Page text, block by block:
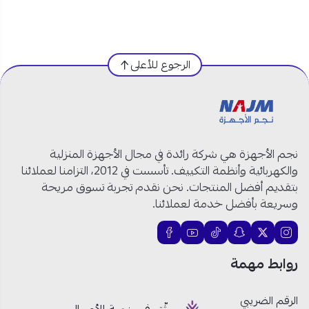
رقم الموديل:
نوع المكيف:
السعة:
18000 وحدة
الحجم:1.5 طن
نظام التشغيل:بارد فقط
التقنية:إنفرتر
نوع الضاغط:ضاغط دوّار
غاز التبريد:
توزيع الهواء:
مكيف سوبر جنرال الجداري 1.5 طن: تبريد ذكي واستهلاك
الرجوع للأعلى
نجم الأجهزة هي شركة رائدة في مجال الأجهزة المنزلية
والكهربائية وأنظمة التكييف. تأسست في 2012، التزامنا لعملائنا
بتقديم أفضل المنتجات. نحن نقدم تجربة تسوق مريحة
وسريعة بأفضل خدمة لعملائنا.
روابط مهمة
الرقم الضريبي